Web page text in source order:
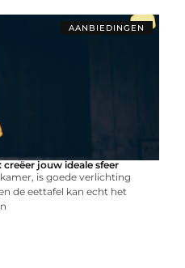
AANBIEDINGEN
jouw ideale sfeer
is goede verlichting
de eettafel kan echt het